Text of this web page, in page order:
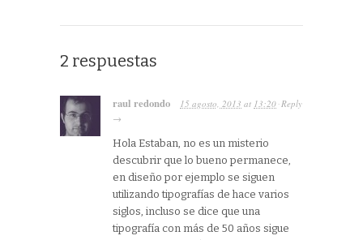
2 respuestas
raul redondo 15 agosto, 2013 at 13:20 ·Reply
→
Hola Estaban, no es un misterio
descubrir que lo bueno permanece,
en diseño por ejemplo se siguen
utilizando tipografías de hace varios
siglos, incluso se dice que una
tipografía con más de 50 años sigue